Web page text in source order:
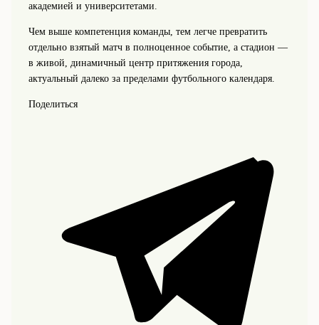
академией и университетами.
Чем выше компетенция команды, тем легче превратить
отдельно взятый матч в полноценное событие, а стадион —
в живой, динамичный центр притяжения города,
актуальный далеко за пределами футбольного календаря.
Поделиться